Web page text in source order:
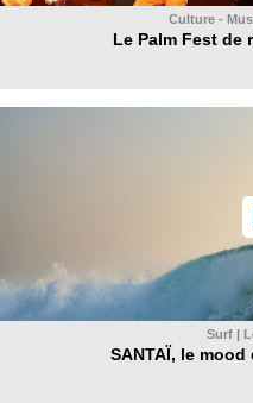
Culture -
Le Palm Fest de
Surf |
SANTAÏ, le